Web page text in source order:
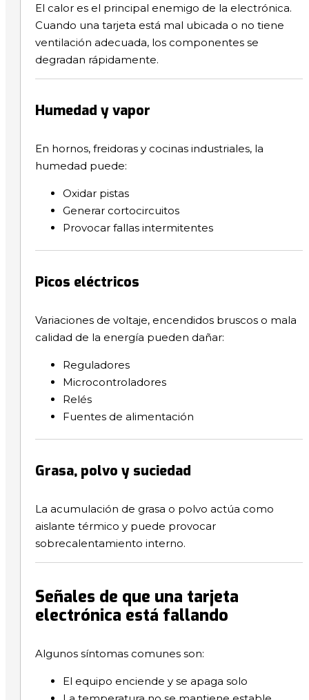
El calor es el principal enemigo de la electrónica.
Cuando una tarjeta está mal ubicada o no tiene
ventilación adecuada, los componentes se
degradan rápidamente.
Humedad y vapor
En hornos, freidoras y cocinas industriales, la
humedad puede:
Oxidar pistas
Generar cortocircuitos
Provocar fallas intermitentes
Picos eléctricos
Variaciones de voltaje, encendidos bruscos o mala
calidad de la energía pueden dañar:
Reguladores
Microcontroladores
Relés
Fuentes de alimentación
Grasa, polvo y suciedad
La acumulación de grasa o polvo actúa como
aislante térmico y puede provocar
sobrecalentamiento interno.
Señales de que una tarjeta
electrónica está fallando
Algunos síntomas comunes son:
El equipo enciende y se apaga solo